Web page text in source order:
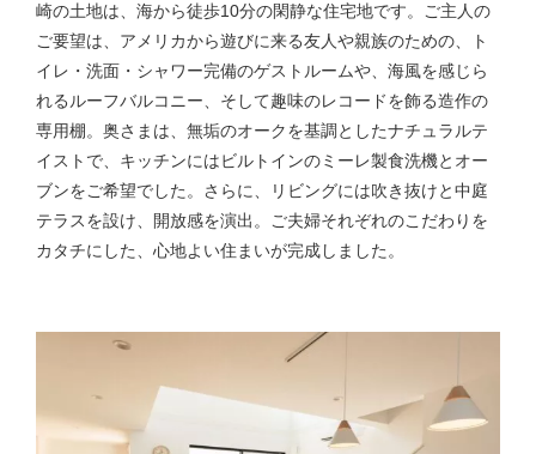
崎の土地は、海から徒歩10分の閑静な住宅地です。ご主人の
ご要望は、アメリカから遊びに来る友人や親族のための、ト
イレ・洗面・シャワー完備のゲストルームや、海風を感じら
れるルーフバルコニー、そして趣味のレコードを飾る造作の
専用棚。奥さまは、無垢のオークを基調としたナチュラルテ
イストで、キッチンにはビルトインのミーレ製食洗機とオー
ブンをご希望でした。さらに、リビングには吹き抜けと中庭
テラスを設け、開放感を演出。ご夫婦それぞれのこだわりを
カタチにした、心地よい住まいが完成しました。